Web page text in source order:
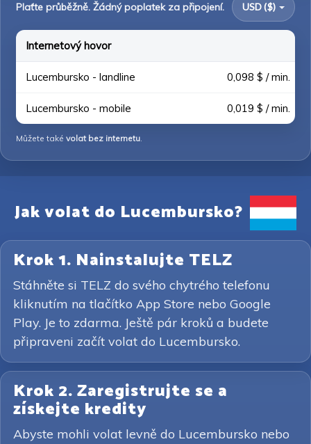
Plaťte průběžně. Žádný poplatek za připojení. USD ($)
Internetový hovor
Lucembursko - landline 0,098 $ / min.
Lucembursko - mobile 0,019 $ / min.
Můžete také volat bez internetu.
Jak volat do Lucembursko?
Krok 1. Nainstalujte TELZ
Stáhněte si TELZ do svého chytrého telefonu
kliknutím na tlačítko App Store nebo Google
Play. Je to zdarma. Ještě pár kroků a budete
připraveni začít volat do Lucembursko.
Krok 2. Zaregistrujte se a
získejte kredity
Abyste mohli volat levně do Lucembursko nebo